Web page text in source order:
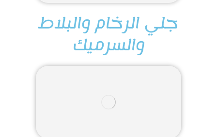
جلي الرخام والبلاط
والسرميك